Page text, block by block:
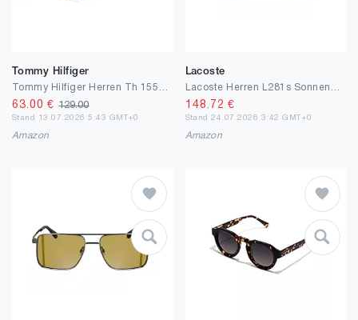
Tommy Hilfiger
63.00 €129.00
Stand 13.07.2026 5:43 GMT+0
Amazon
Lacoste
148.72 €
Stand 24.07.2026 3:42 GMT+0
Amazon